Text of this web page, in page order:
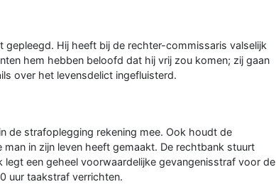
Hij heeft bij de rechter-commissaris valselijk
hem hebben beloofd dat hij vrij zou komen; zij gaan
over het levensdelict ingefluisterd.
de strafoplegging rekening mee. Ook houdt de
in zijn leven heeft gemaakt. De rechtbank stuurt
een geheel voorwaardelijke gevangenisstraf voor de
uur taakstraf verrichten.